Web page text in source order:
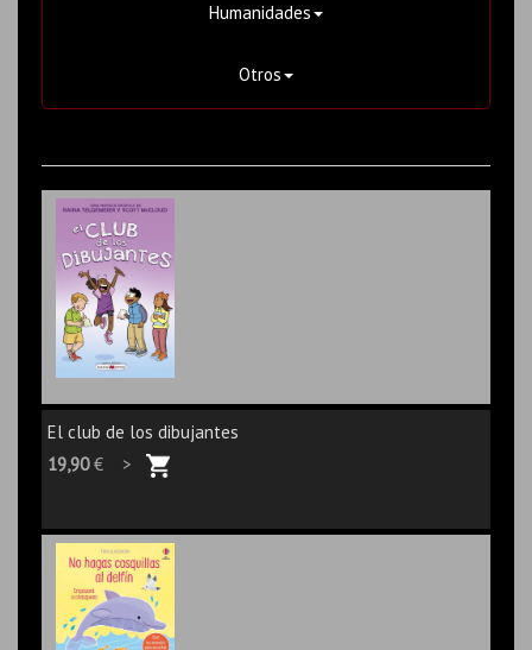
Humanidades
Otros
El club de los dibujantes
19,90€ >